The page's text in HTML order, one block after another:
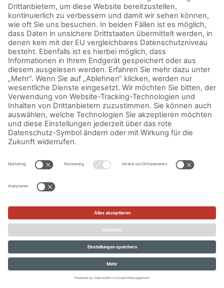
IMPRESSUM DATENSCHUTZERKLÄRUNG AGB KONTAKT
© Aurora Mühlen GmbH - Trettaustraße 49 – D-21107 Hamburg